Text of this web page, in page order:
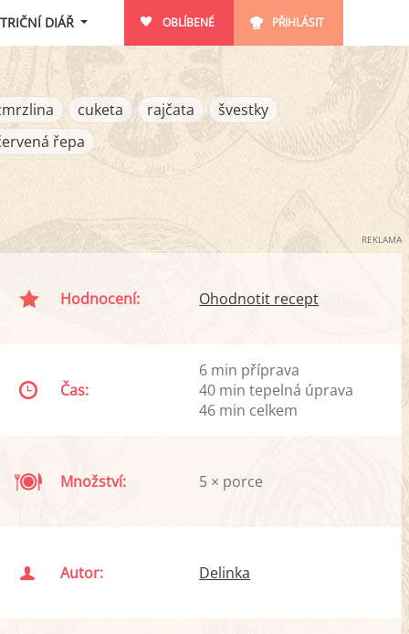
DIÁŘ OBLÍBENÉ PŘIHLÁSIT
cuketa rajčata
švestky
řepa
REKLAMA
Hodnocení: Ohodnotit recept
Čas:
6 min příprava
40 min tepelná úprava
46 min celkem
Množství: 5 × porce
Autor: Delinka